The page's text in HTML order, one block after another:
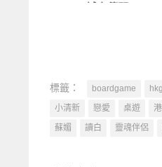
標籤： boardgame
小清新
戀愛 桌遊
蘇媚
讀白 靈魂伴侶